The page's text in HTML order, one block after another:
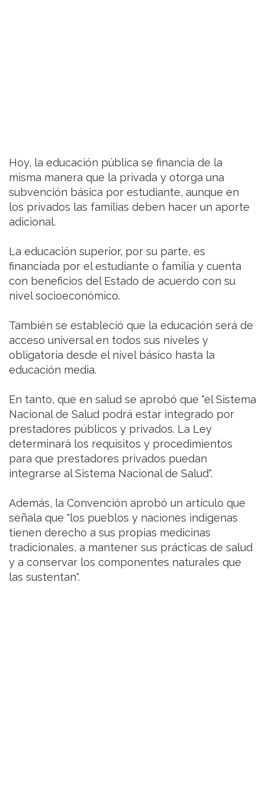
Hoy, la educación pública se financia de la
misma manera que la privada y otorga una
subvención básica por estudiante, aunque en
los privados las familias deben hacer un aporte
adicional.
La educación superior, por su parte, es
financiada por el estudiante o familia y cuenta
con beneficios del Estado de acuerdo con su
nivel socioeconómico.
También se estableció que la educación será de
acceso universal en todos sus niveles y
obligatoria desde el nivel básico hasta la
educación media.
En tanto, que en salud se aprobó que "el Sistema
Nacional de Salud podrá estar integrado por
prestadores públicos y privados. La Ley
determinará los requisitos y procedimientos
para que prestadores privados puedan
integrarse al Sistema Nacional de Salud".
Además, la Convención aprobó un artículo que
señala que "los pueblos y naciones indígenas
tienen derecho a sus propias medicinas
tradicionales, a mantener sus prácticas de salud
y a conservar los componentes naturales que
las sustentan".